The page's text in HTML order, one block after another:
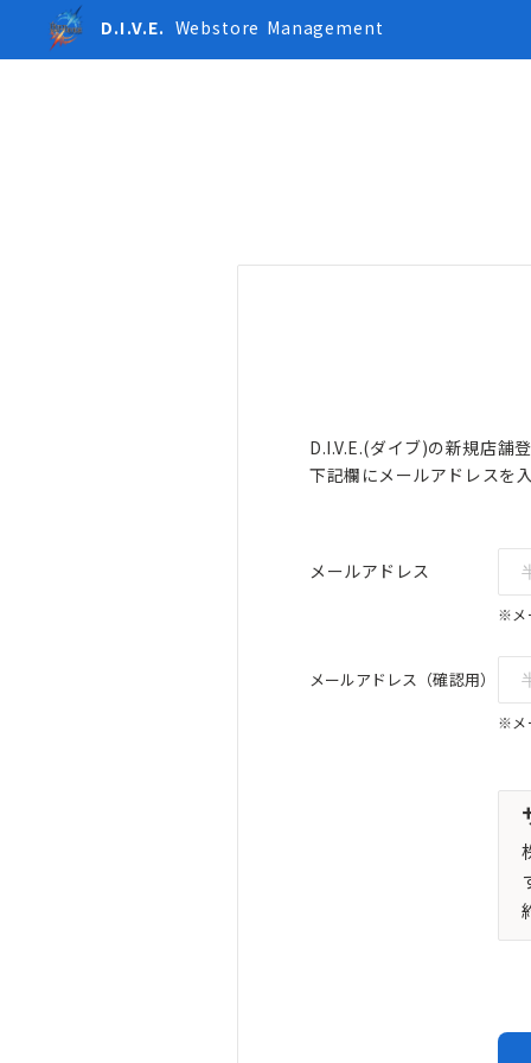
D.I.V.E. Webstore Management
D.I.V.E.(ダイブ)の新規店舗
下記欄にメールアドレスを
メールアドレス
※メ
メールアドレス（確認用）
※メ